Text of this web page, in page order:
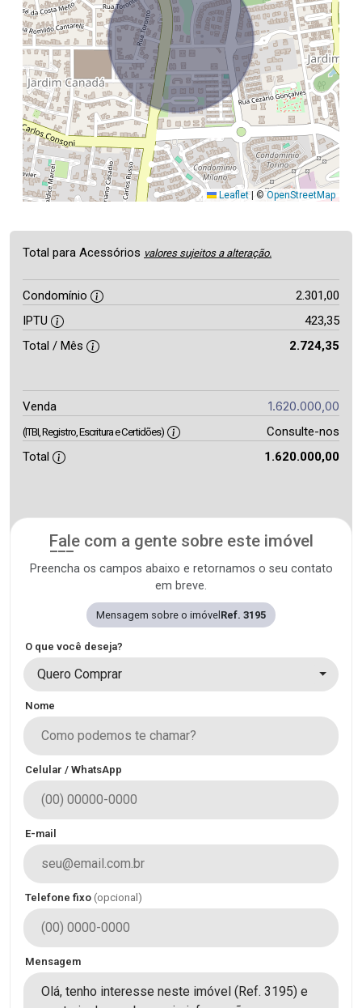
Leaflet © OpenStreetMap
Total para Acessórios valores sujeitos a alteração.
Condomínio
2.301,00
IPTU
423,35
Total / Mês
2.724,35
Venda 1.620.000,00
(ITBI, Registro, Escritura e Certidões)
Consulte-nos
Total
1.620.000,00
Fale com a gente sobre este imóvel
Preencha os campos abaixo e retornamos o seu contato
em breve.
Mensagem sobre o imóvel Ref. 3195
O que você deseja?
Quero Comprar
Nome
Celular / WhatsApp
E-mail
Telefone fixo (opcional)
Mensagem